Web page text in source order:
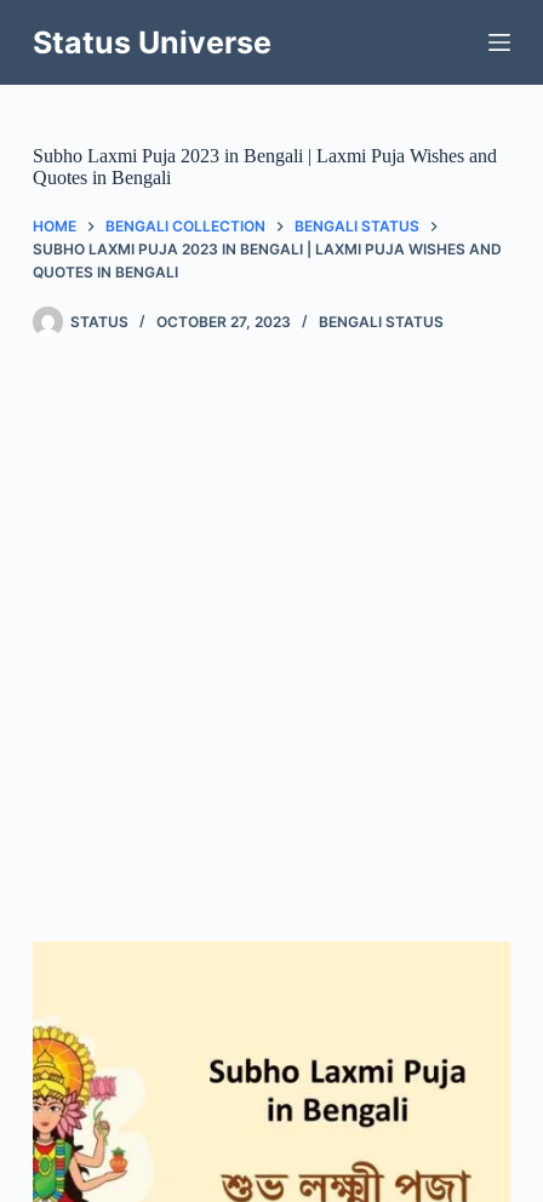
contentStatus Universe
Subho Laxmi Puja 2023 in Bengali | Laxmi Puja Wishes and
Quotes in Bengali
HOME BENGALI COLLECTION
BENGALI STATUS
SUBHO LAXMI PUJA 2023 IN BENGALI | LAXMI PUJA WISHES AND
QUOTES IN BENGALI
STATUS OCTOBER 27, 2023 BENGALI STATUS